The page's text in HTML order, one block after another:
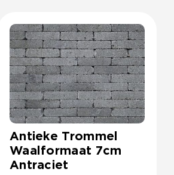
Antieke Trommel
Waalformaat 7cm
Antraciet